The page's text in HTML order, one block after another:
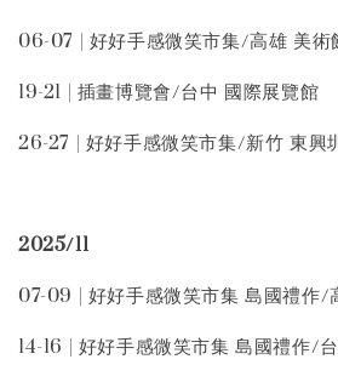
06-07 | 好好手感微笑市集/高雄 美術
19-21 | 插畫博覽會/台中 國際展覽館
26-27 | 好好手感微笑市集/新竹 東興
2025/11
07-09 | 好好手感微笑市集 島國禮作/
14-16 | 好好手感微笑市集 島國禮作/